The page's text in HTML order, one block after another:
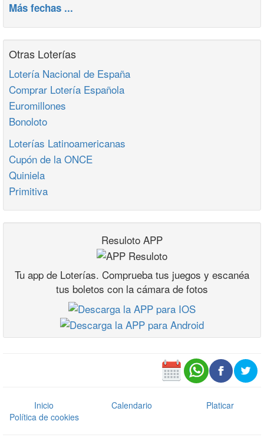
Más fechas ...
Otras Loterías
Lotería Nacional de España
Comprar Lotería Española
Euromillones
Bonoloto
Loterías Latinoamericanas
Cupón de la ONCE
Quiniela
Primitiva
Resuloto APP
Tu app de Loterías. Comprueba tus juegos y escanéa
tus boletos con la cámara de fotos
Inicio Calendario
Platicar
Política de cookies